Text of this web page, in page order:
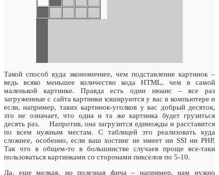
Такой способ куда экономичнее, чем подставление картинок –
ведь всяко меньшее количество кода HTML, чем в самой
маленькой картинке. Правда есть один нюанс – все раз
загруженные с сайта картинки кэшируются у вас в компьютере и
если, например, таких картинок-уголков у вас добрый десяток,
это не означает, что одна и та же картинка будет грузиться
десять раз. Напротив, она загрузится единожды и расставится
по всем нужным местам. С таблицей это реализовать куда
сложнее, особенно, если ваш хостинг не имеет ни SSI ни PHP.
Так что в общем-то в большинстве случаев проще все-таки
пользоваться картинками со сторонами пикселов по 5-10.
Да, еще мелкая, но полезная фича – например, нам нужно